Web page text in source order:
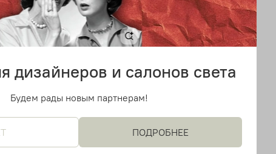
дизайнеров и салонов света
Будем рады новым партнерам!
ПОДРОБНЕЕ